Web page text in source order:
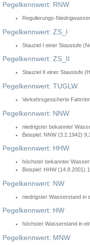
Pegelkennwert: RNW
Regulierungs-
Pegelkennwert: ZS_I
Stauziel I einer Staustufe
Pegelkennwert: ZS_II
Stauziel II einer Staustufe
Pegelkennwert: TUGLW
Verkehrsgesicherte
Pegelkennwert: NNW
niedrigster bekannter
Beispiel: NNW (3.2.1942)
Pegelkennwert: HHW
höchster bekannter
Beispiel: HHW (14.8.2001)
Pegelkennwert: NW
niedrigster Wasserstand in
Pegelkennwert: HW
höchster Wasserstand in
Pegelkennwert: MNW